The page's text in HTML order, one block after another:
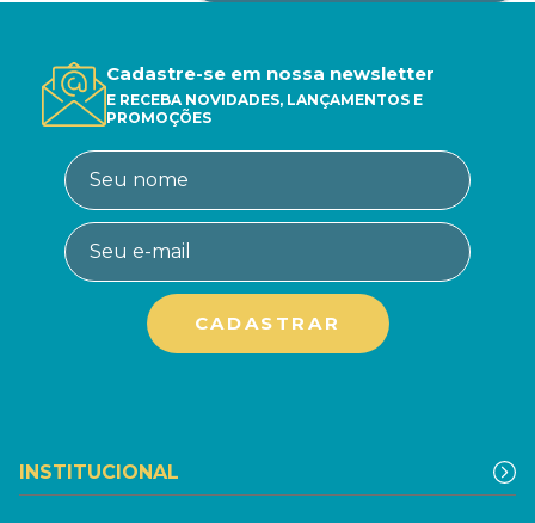
Cadastre-se em nossa newsletter
E RECEBA NOVIDADES, LANÇAMENTOS E
PROMOÇÕES
INSTITUCIONAL